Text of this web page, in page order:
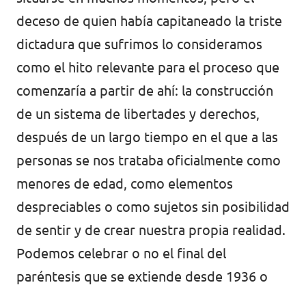
Volt Eslovenia
Volt Estonia
Volt Finlandia [facebook]
Volt Francia
Volt Grecia
Volt Hungría
Volt Irlanda
Volt Kosovo
Únete
Dona
Dona
Trabaja con Volt
Contacto
deceso de quien había capitaneado la triste
dictadura que sufrimos lo consideramos
como el hito relevante para el proceso que
comenzaría a partir de ahí: la construcción
de un sistema de libertades y derechos,
después de un largo tiempo en el que a las
personas se nos trataba oficialmente como
menores de edad, como elementos
despreciables o como sujetos sin posibilidad
de sentir y de crear nuestra propia realidad.
Podemos celebrar o no el final del
paréntesis que se extiende desde 1936 o